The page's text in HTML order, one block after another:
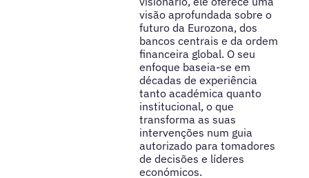
visão aprofundada sobre o
futuro da Eurozona, dos
bancos centrais e da ordem
financeira global. O seu
enfoque baseia-se em
décadas de experiência
tanto académica quanto
institucional, o que
transforma as suas
intervenções num guia
autorizado para tomadores
de decisões e líderes
económicos.